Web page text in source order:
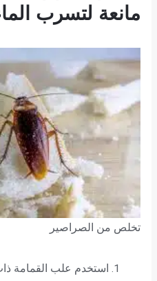
مانعة لتسرب
تخلص من الصراصير
استخدم علب القمامة